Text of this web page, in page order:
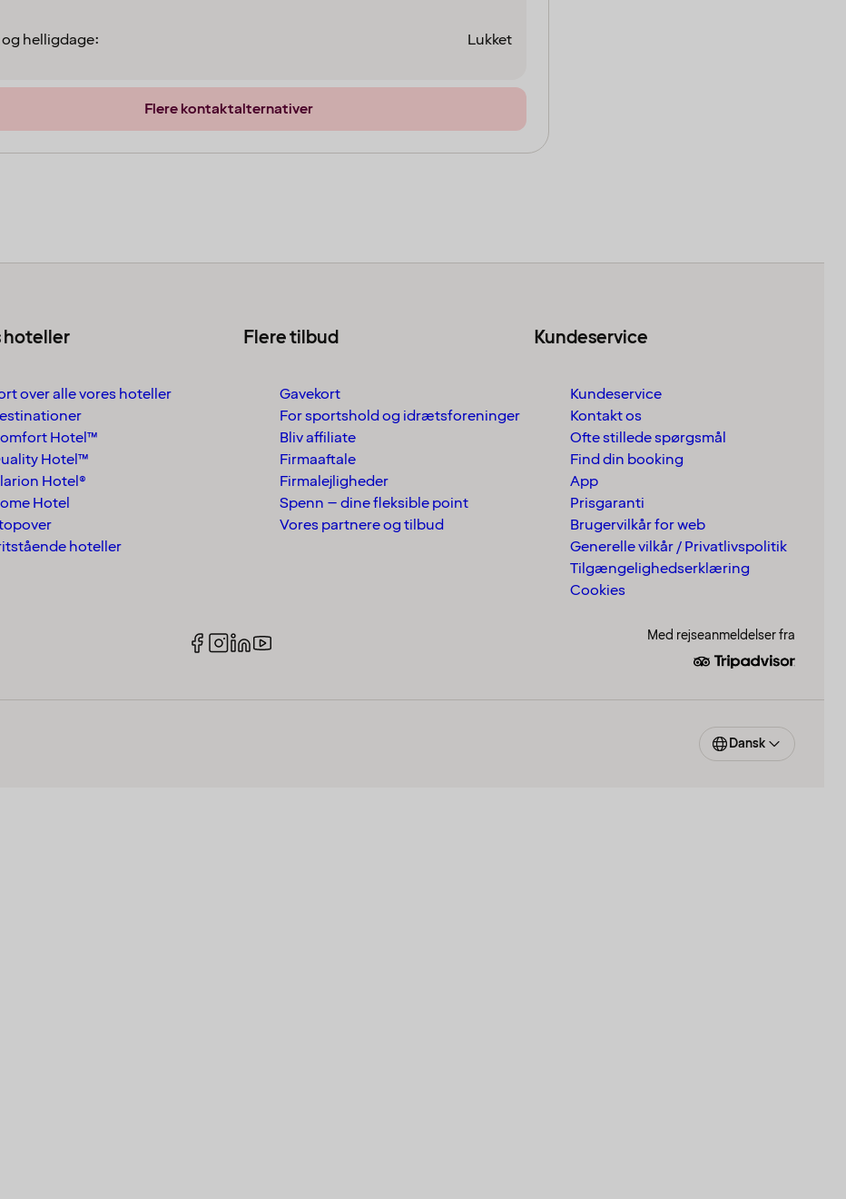
helligdage: Lukket
Flere kontaktalternativer
hoteller
over alle vores hoteller
Hotel™
Hotel™
Hotel®
Hotel
hoteller
Flere tilbud
Gavekort
For sportshold og idrætsforeninger
Bliv affiliate
Firmaaftale
Firmalejligheder
Spenn – dine fleksible point
Vores partnere og tilbud
Kundeservice
Kundeservice
Kontakt os
Ofte stillede spørgsmål
Find din booking
App
Prisgaranti
Brugervilkår for web
Generelle vilkår / Privatlivspolitik
Tilgængelighedserklæring
Cookies
Med rejseanmeldelser fra
Dansk